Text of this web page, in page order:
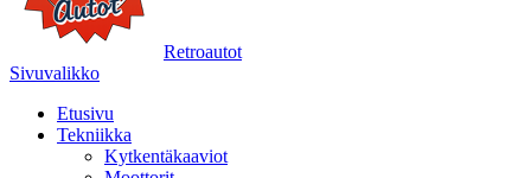
Retroautot
Sivuvalikko
Etusivu
Tekniikka
Kytkentäkaaviot